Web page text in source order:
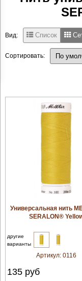
Вид: Список
Сортировать:
увеличить
Универсальная нить
SERALON®
другие
варианты
Артикул:0116
135руб